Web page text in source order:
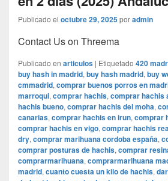
Publicado el octubre 29, 2025poradmin
Contact Us on Threema
Publicado en articulos | Etiquetado 420
buy hash in madrid, buy hash madrid, buy
cmmadrid, comprar buenos porros en
marroqui, comprar hachis, comprar hachis
hachis bueno, comprar hachis del moha,
canarias, comprar hachis en irun, comprar
comprar hachis en vigo, comprar hachis
dry, comprar marihuana cordoba españa,
comprar posturas de hachis, comprar
comprarmarihuana, comprarmarihuana
madrid, cuanto cuesta un kilo de hachis,